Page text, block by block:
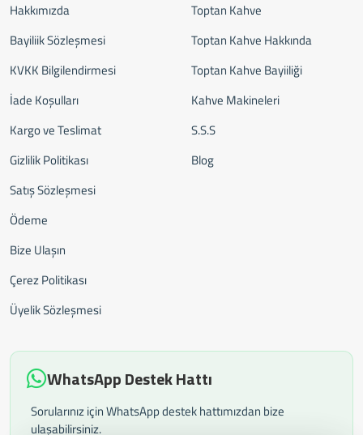
Hakkımızda
Bayiliik Sözleşmesi
KVKK Bilgilendirmesi
İade Koşulları
Kargo ve Teslimat
Gizlilik Politikası
Satış Sözleşmesi
Ödeme
Bize Ulaşın
Çerez Politikası
Üyelik Sözleşmesi
Toptan Kahve
Toptan Kahve Hakkında
Toptan Kahve Bayiiliği
Kahve Makineleri
S.S.S
Blog
WhatsApp Destek Hattı
Sorularınız için WhatsApp destek hattımızdan bize
ulaşabilirsiniz.